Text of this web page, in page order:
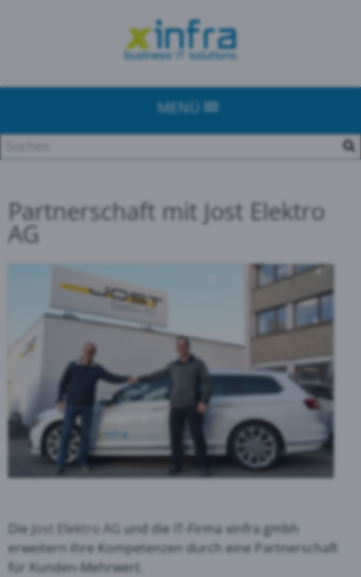
MENÜ
Partnerschaft mit Jost Elektro
AG
Die Jost Elektro AG
und die IT-Firma xinfra gmbh
erweitern ihre Kompetenzen durch eine Partnerschaft
für Kunden-Mehrwert.